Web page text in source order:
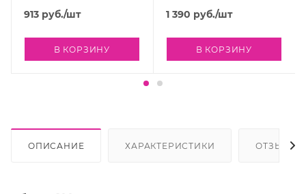
913 руб./шт
В КОРЗИНУ
1 390 руб./шт
В КОРЗИНУ
ОПИСАНИЕ ХАРАКТЕРИСТИКИ ОТЗЫВЫ